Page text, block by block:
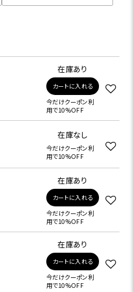
在庫あり
カートに入れる
今だけクーポン利
用で10%OFF
在庫なし
今だけクーポン利
用で10%OFF
在庫あり
カートに入れる
今だけクーポン利
用で10%OFF
在庫あり
カートに入れる
今だけクーポン利
用で10%OFF